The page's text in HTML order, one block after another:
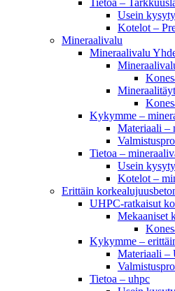
Tietoa –
Usein
Kotelot –
Mineraalivalu
Mineraalivalu
Kykymme –
Materiaali –
Tietoa –
Usein
Kotelot –
Erittäin
UHPC-ratkaisut
Mekaaniset
Kykymme –
Materiaali –
Tietoa – uhpc